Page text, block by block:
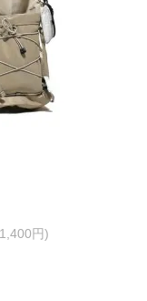
円)